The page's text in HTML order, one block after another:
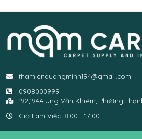
thamlenquangminh194@gmail.com
0908000999
192,194A Ung Văn Khiêm, Phường
Giờ Làm Việc: 8:00 - 17:00